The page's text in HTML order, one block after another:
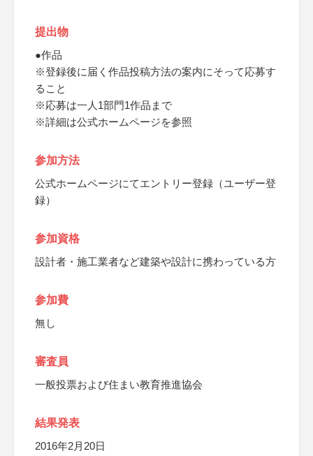
提出物
●作品
※登録後に届く作品投稿方法の案内にそって応募す
ること
※応募は一人1部門1作品まで
※詳細は公式ホームページを参照
参加方法
公式ホームページにてエントリー登録（ユーザー登
録）
参加資格
設計者・施工業者など建築や設計に携わっている方
参加費
無し
審査員
一般投票および住まい教育推進協会
結果発表
2016年2月20日